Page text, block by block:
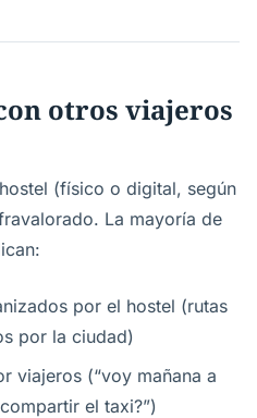
otros viajeros
(físico o digital, según
La mayoría de
por el hostel (rutas
por la ciudad)
viajeros (“voy mañana a
el taxi?”)